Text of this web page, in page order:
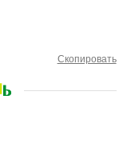
Скопировать